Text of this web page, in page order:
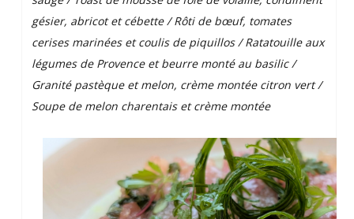
gésier, abricot et cébette / Rôti de bœuf, tomates
cerises marinées et coulis de piquillos / Ratatouille aux
légumes de Provence et beurre monté au basilic /
Granité pastèque et melon, crème montée citron vert /
Soupe de melon charentais et crème montée